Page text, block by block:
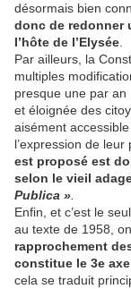
désormais bien
donc de redonner
l’hôte de l’Elysée
Par ailleurs, la
multiples
presque une par
et éloignée des
aisément accessible
l’expression de
est proposé est
selon le vieil
Publica »
Enfin, et c’est le
au texte de 1958,
rapprochement
constitue le 3e
cela se traduit